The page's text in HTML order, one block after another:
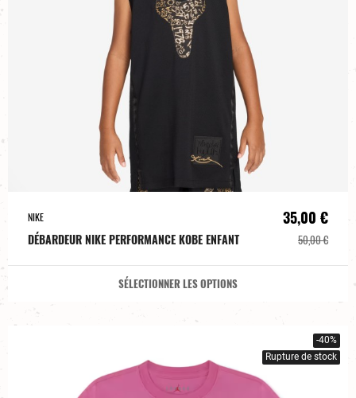
NIKE
DÉBARDEUR NIKE PERFORMANCE KOBE ENFANT
35,00 €
50,00 €
SÉLECTIONNER LES OPTIONS
-40%
Rupture de stock